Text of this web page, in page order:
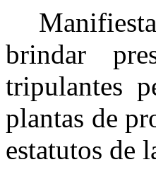
brindar
tripulantes
plantas de
estatutos de